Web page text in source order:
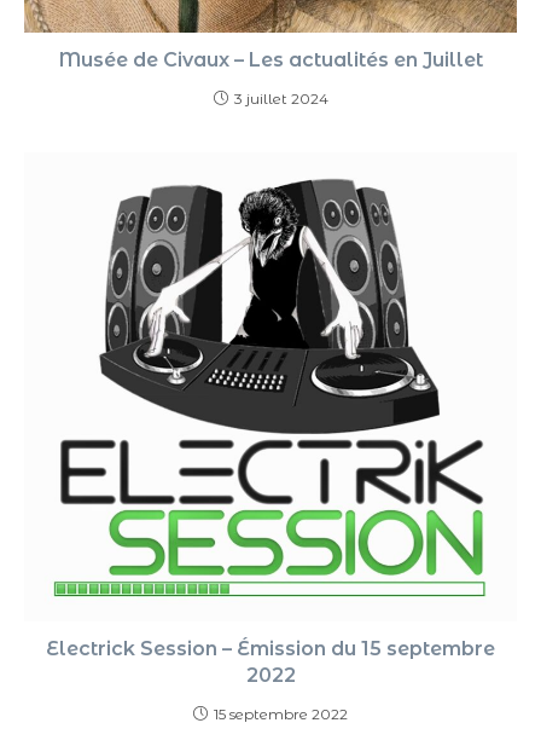
Musée de Civaux – Les actualités en Juillet
3 juillet 2024
Electrick Session – Émission du 15 septembre
2022
15 septembre 2022